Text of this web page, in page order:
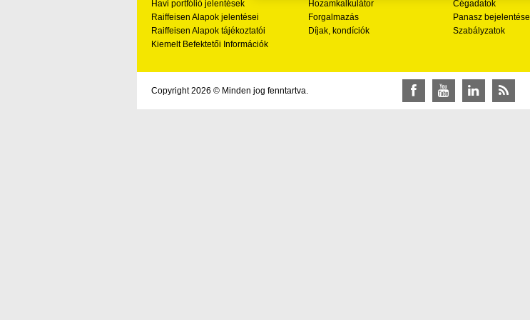
Havi portfólió jelentések
Raiffeisen Alapok jelentései
Raiffeisen Alapok tájékoztatói
Kiemelt Befektetői Információk
Hozamkalkulátor
Forgalmazás
Díjak, kondíciók
Cégadatok
Panasz bejelentése
Szabályzatok
Copyright 2026 © Minden jog fenntartva. FacebookYouTubeLinkedInRSS